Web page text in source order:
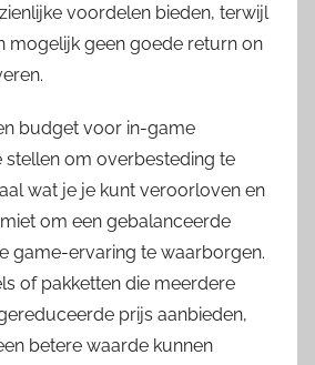
voordelen bieden, terwijl
mogelijk geen goede return on
budget voor in-game
stellen om overbesteding te
wat je je kunt veroorloven en
om een gebalanceerde
game-ervaring te waarborgen.
of pakketten die meerdere
prijs aanbieden,
betere waarde kunnen